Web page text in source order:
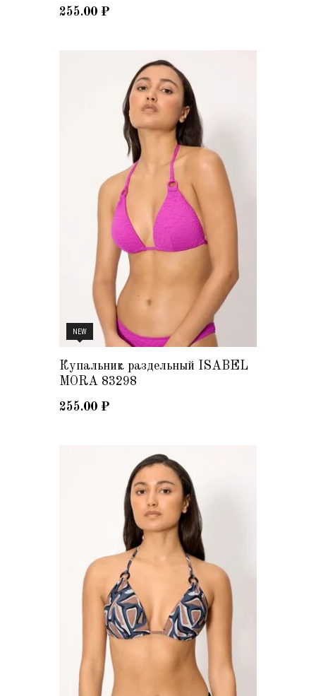
255.00 ₽
NEW
Купальник раздельный ISABEL
MORA 83298
255.00 ₽